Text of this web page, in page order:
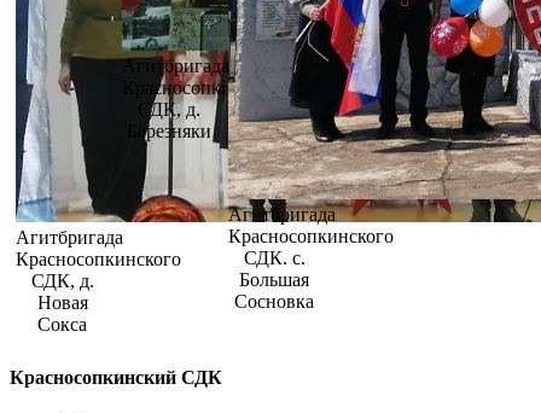
Агитбригада
Красносопкинского
СДК, д.
Новая
Сокса
Агитбригада
Красносопкинского
СДК, д.
Березняки
Агитбригада
Красносопкинского
СДК. с.
Большая
Сосновка
Красносопкинский СДК